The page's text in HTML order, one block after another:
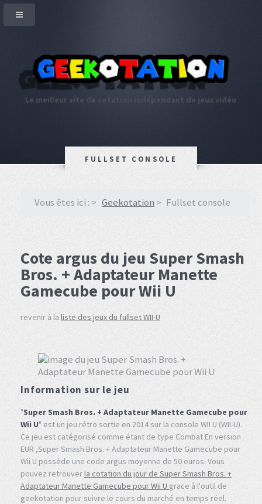
Le meilleur site de cotation indépendant de jeux vidéo
FULLSET CONSOLE
Vous êtes ici : Geekotation Fullset console
Cote argus du jeu Super Smash
Bros. + Adaptateur Manette
Gamecube pour Wii U
revenir à la liste des jeux du fullset WII-U
Information sur le jeu
"Super Smash Bros. + Adaptateur Manette Gamecube pour
Wii U" est un jeu rétro sortie en 2014 sur la console WII U (WII-U).
Ce jeu est catégorisé comme étant de type Combat En version
EUR ,Super Smash Bros. + Adaptateur Manette Gamecube pour
Wii U possède une code argus moyenne de 50 euros. Vous
pouvez retrouverla cotation du jour de Super Smash Bros. +
Adaptateur Manette Gamecube pour Wii U grace à l'outil de
geekotation pour suivre le cours du marché en temps réel.